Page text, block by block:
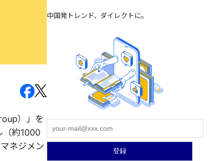
）」を
（約1000
ネジメン
中国発トレンド、ダイレクトに。